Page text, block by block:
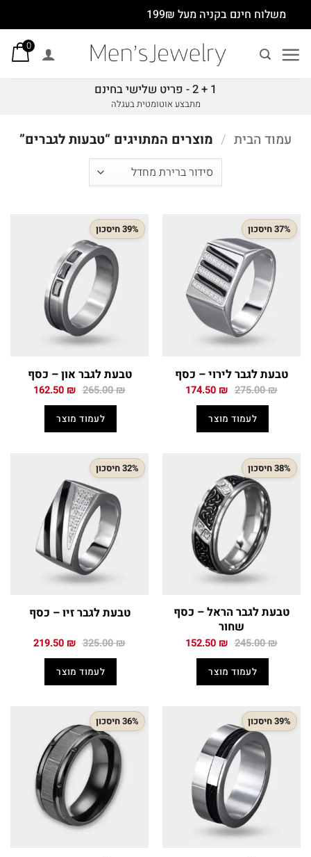
to
content
משלוח חינם בקניה מעל 199₪
0
1 + 2 - פריט שלישי בחינם
מתבצע אוטומטית בעגלה
עמוד הבית / מוצרים המתויגים “טבעות לגברים”
37% חיסכון
טבעת לגבר לירוי – כסף
275.00₪ המחיר
275.00 ₪.
174.50 ₪ המחיר
לעמוד מוצר
39% חיסכון
טבעת לגבר און – כסף
265.00₪ המחיר
265.00 ₪.
162.50 ₪ המחיר
לעמוד מוצר
38% חיסכון
טבעת לגבר הראל – כסף
שחור
245.00₪ המחיר
245.00 ₪.
152.50 ₪ המחיר
לעמוד מוצר
32% חיסכון
טבעת לגבר זיו – כסף
325.00₪ המחיר
325.00 ₪.
219.50 ₪ המחיר
לעמוד מוצר
39% חיסכון 36% חיסכון